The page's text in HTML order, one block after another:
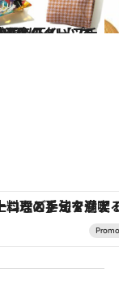
んべい、エコバッグ…
タイル
喫！ 【銀座で出合う最旬美容】美髪ケアや上質